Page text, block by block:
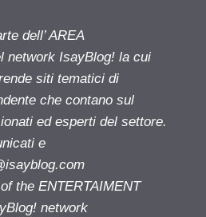
dell’ AREA
network IsayBlog! la cui
siti tematici di
che contano sul
ed esperti del settore.
e
the ENTERTAIMENT
network